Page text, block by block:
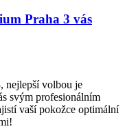
Praha 3 vás
nejlepší volbou je
svým profesionálním
vaší pokožce optimální